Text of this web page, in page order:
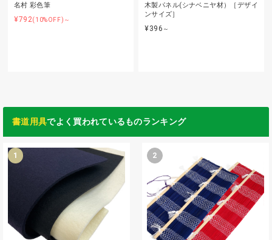
名村 彩色筆
¥792(10%OFF)～
木製パネル(シナベニヤ材）［デザイ
ンサイズ］
¥396 ～
書道用具でよく買われているものランキング
1 2